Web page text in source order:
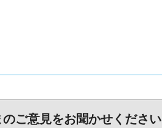
ご意見をお聞かせください